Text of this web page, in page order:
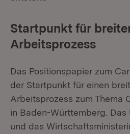
Startpunkt für
Arbeitsprozess
Das Positionspapier zum
der Startpunkt für einen
Arbeitsprozess zum Thema
in Baden-Württemberg. Das
und das